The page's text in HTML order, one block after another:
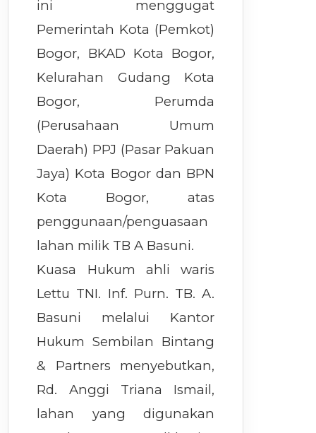
ini menggugat
Pemerintah Kota (Pemkot)
Bogor, BKAD Kota Bogor,
Kelurahan Gudang Kota
Bogor, Perumda
(Perusahaan Umum
Daerah) PPJ (Pasar Pakuan
Jaya) Kota Bogor dan BPN
Kota Bogor, atas
penggunaan/penguasaan
lahan milik TB A Basuni.
Kuasa Hukum ahli waris
Lettu TNI. Inf. Purn. TB. A.
Basuni melalui Kantor
Hukum Sembilan Bintang
& Partners menyebutkan,
Rd. Anggi Triana Ismail,
lahan yang digunakan